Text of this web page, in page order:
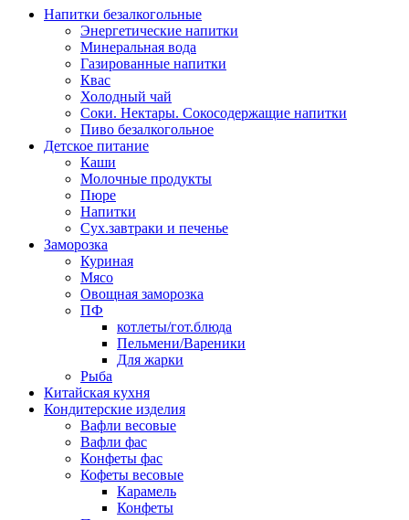
Напитки безалкогольные
Энергетические напитки
Минеральная вода
Газированные напитки
Квас
Холодный чай
Соки. Нектары. Сокосодержащие напитки
Пиво безалкогольное
Детское питание
Каши
Молочные продукты
Пюре
Напитки
Сух.завтраки и печенье
Заморозка
Куриная
Мясо
Овощная заморозка
ПФ
котлеты/гот.блюда
Пельмени/Вареники
Для жарки
Рыба
Китайская кухня
Кондитерские изделия
Вафли весовые
Вафли фас
Конфеты фас
Кофеты весовые
Карамель
Конфеты